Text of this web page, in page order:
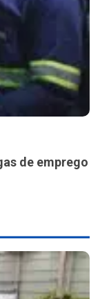
de emprego